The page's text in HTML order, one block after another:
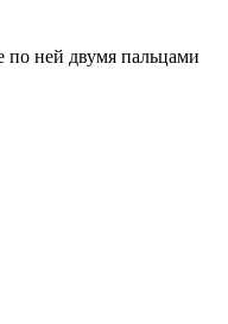
по ней двумя пальцами